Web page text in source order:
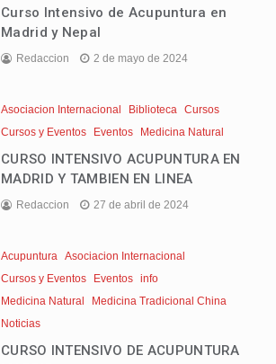
Curso Intensivo de Acupuntura en
Madrid y Nepal
Redaccion 2 de mayo de 2024
Asociacion Internacional Biblioteca
Cursos
Cursos y Eventos
Eventos Medicina Natural
CURSO INTENSIVO ACUPUNTURA EN
MADRID Y TAMBIEN EN LINEA
Redaccion 27 de abril de 2024
Acupuntura
Asociacion Internacional
Cursos y Eventos
Eventos info
Medicina Natural
Medicina Tradicional China
Noticias
CURSO INTENSIVO DE ACUPUNTURA